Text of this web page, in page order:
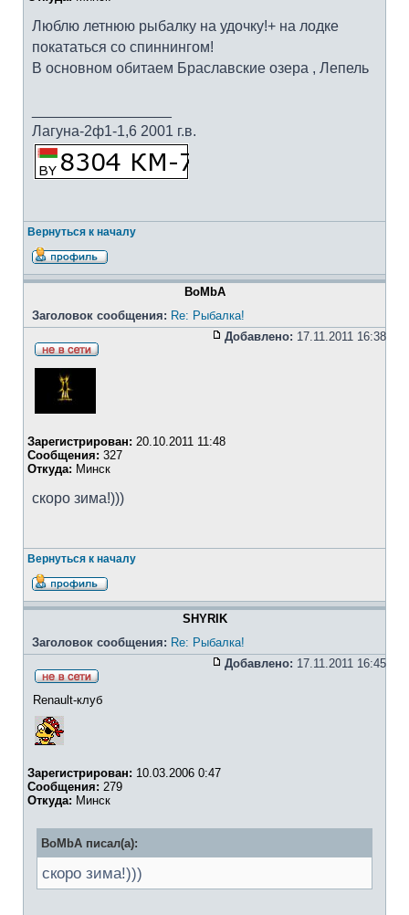
Люблю летнюю рыбалку на удочку!+ на лодке
покататься со спиннингом!
В основном обитаем Браславские озера , Лепель
Лагуна-2ф1-1,6 2001 г.в.
Вернуться к началу
BoMbA
Заголовок сообщения: Re: Рыбалка!
Добавлено: 17.11.2011 16:38
Зарегистрирован: 20.10.2011 11:48
Сообщения: 327
Откуда: Минск
скоро зима!)))
Вернуться к началу
SHYRIK
Заголовок сообщения: Re: Рыбалка!
Добавлено: 17.11.2011 16:45
Renault-клуб
Зарегистрирован: 10.03.2006 0:47
Сообщения: 279
Откуда: Минск
BoMbA писал(а):
скоро зима!)))